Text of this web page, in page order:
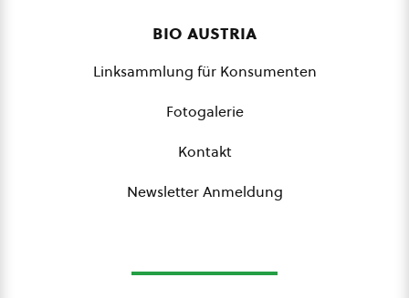
bio austria
Linksammlung für Konsumenten
Fotogalerie
Kontakt
Newsletter Anmeldung